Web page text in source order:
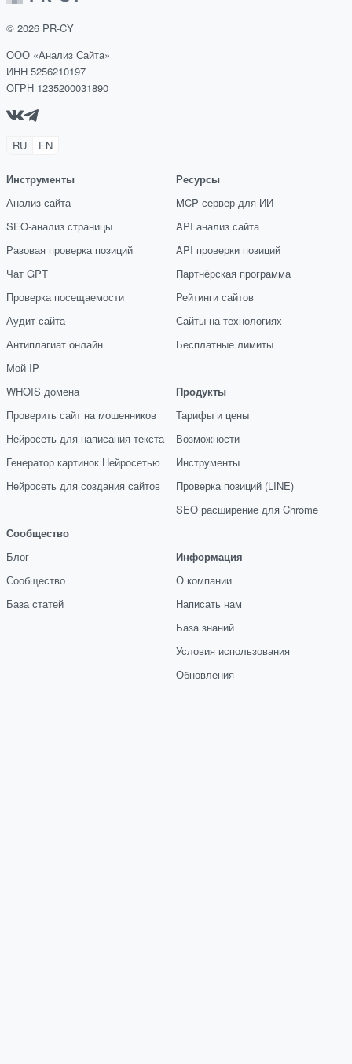
© 2026 PR-CY
ООО «Анализ Сайта»
ИНН 5256210197
ОГРН 1235200031890
RU EN
Инструменты
Анализ сайта
SEO-анализ страницы
Разовая проверка позиций
Чат GPT
Проверка посещаемости
Аудит сайта
Антиплагиат онлайн
Мой IP
WHOIS домена
Проверить сайт на мошенников
Нейросеть для написания текста
Генератор картинок Нейросетью
Нейросеть для создания сайтов
Сообщество
Блог
Сообщество
База статей
Ресурсы
MCP сервер для ИИ
API анализ сайта
API проверки позиций
Партнёрская программа
Рейтинги сайтов
Сайты на технологиях
Бесплатные лимиты
Продукты
Тарифы и цены
Возможности
Инструменты
Проверка позиций (LINE)
SEO расширение для Chrome
Информация
О компании
Написать нам
База знаний
Условия использования
Обновления